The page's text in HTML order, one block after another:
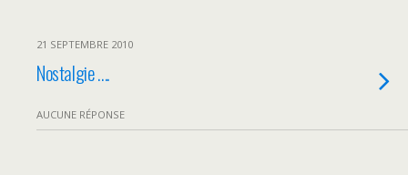
21 SEPTEMBRE 2010
Nostalgie ….
AUCUNE RÉPONSE